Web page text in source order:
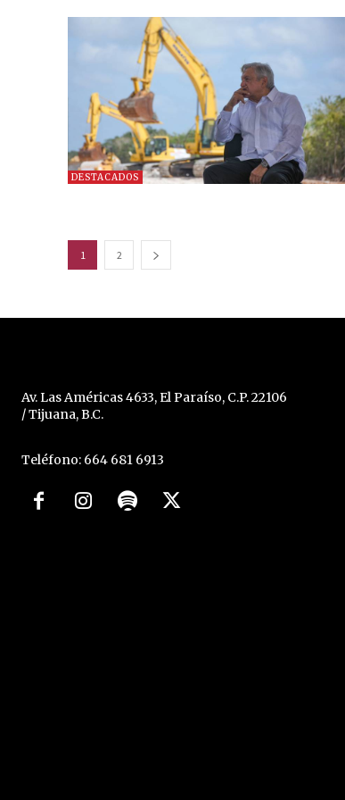
DESTACADOS
1 2
Av. Las Américas 4633, El Paraíso, C.P. 22106
/ Tijuana, B.C.
Teléfono: 664 681 6913